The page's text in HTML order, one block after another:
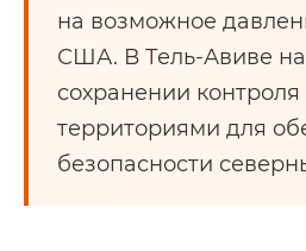
на возможное
США. В Тель-Авиве
сохранении
территориями для
безопасности